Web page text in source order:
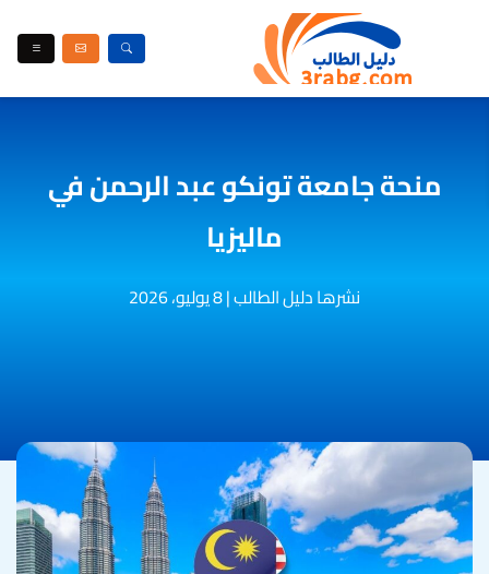
منحة جامعة تونكو عبد الرحمن في
ماليزيا
نشرها دليل الطالب|8 يوليو، 2026